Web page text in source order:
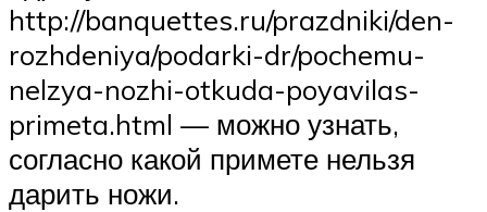
http://banquettes.ru/prazdniki/den-
rozhdeniya/podarki-dr/pochemu-
nelzya-nozhi-otkuda-poyavilas-
primeta.html — можно узнать,
согласно какой примете нельзя
дарить ножи.